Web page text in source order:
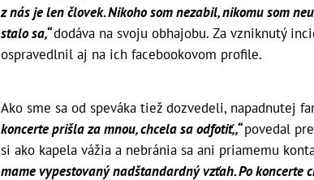
z nás je len človek. Nikoho som nezabil, nikomu som
stalo sa,“dodáva na svoju obhajobu. Za vzniknutý
ospravedlnil aj na ich facebookovom profile.
Ako sme sa od speváka tiež dozvedeli, napadnutej
koncerte prišla za mnou, chcela sa odfotiť,,“povedal
si ako kapela vážia a nebránia sa ani priamemu
mame vypestovaný nadštandardný vzťah. Po koncerte